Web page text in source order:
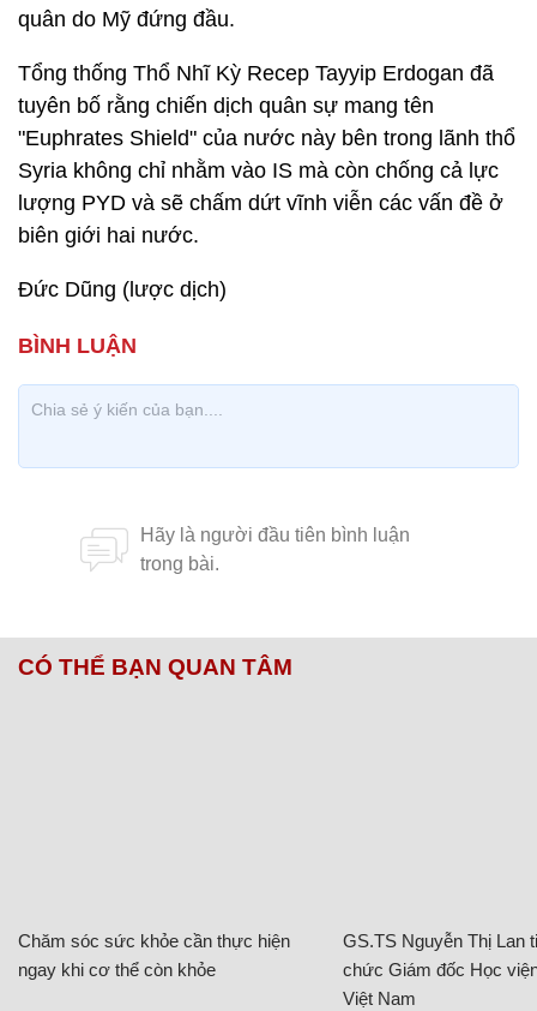
quân do Mỹ đứng đầu.
Tổng thống Thổ Nhĩ Kỳ Recep Tayyip Erdogan đã
tuyên bố rằng chiến dịch quân sự mang tên
"Euphrates Shield" của nước này bên trong lãnh thổ
Syria không chỉ nhằm vào IS mà còn chống cả lực
lượng PYD và sẽ chấm dứt vĩnh viễn các vấn đề ở
biên giới hai nước.
Đức Dũng (lược dịch)
CÓ THỂ BẠN QUAN TÂM
Chăm sóc sức khỏe cần thực hiện
ngay khi cơ thể còn khỏe
GS.TS Nguyễn Thị Lan
chức Giám đốc Học
Việt Nam